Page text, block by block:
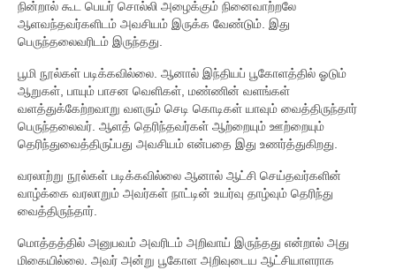
நாட்டுப்பற்று
அரசியல்
சிந்தனைகள்
நிகழ்வுகள்
சாதனைகள்
கல்விச் சாதனைகள்
தொழிற் சாதனைகள்
நின்றால் கூட பெயர் சொல்லி அழைக்கும் நினைவாற்றலே
ஆளவந்தவர்களிடம் அவசியம் இருக்க வேண்டும். இது
பெருந்தலைவரிடம் இருந்தது.
பூமி நூல்கள் படிக்கவில்லை. ஆனால் இந்தியப் பூகோளத்தில் ஓடும்
ஆறுகள், பாயும் பாசன வெளிகள், மண்ணின் வளங்கள்
வளத்துக்கேற்றவாறு வளரும் செடி கொடிகள் யாவும் வைத்திருந்தார்
பெருந்தலைவர். ஆளத் தெரிந்தவர்கள் ஆற்றையும் ஊற்றையும்
தெரிந்துவைத்திருப்பது அவசியம் என்பதை இது உணர்த்துகிறது.
வரலாற்று நூல்கள் படிக்கவில்லை ஆனால் ஆட்சி செய்தவர்களின்
வாழ்க்கை வரலாறும் அவர்கள் நாட்டின் உயர்வு தாழ்வும் தெரிந்து
வைத்திருந்தார்.
மொத்தத்தில் அனுபவம் அவரிடம் அறிவாய் இருந்தது என்றால் அது
மிகையில்லை. அவர் அன்று பூகோள அறிவுடைய ஆட்சியாளராக